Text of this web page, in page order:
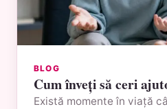
BLOG
Cum înveți să ceri
Există momente în viață